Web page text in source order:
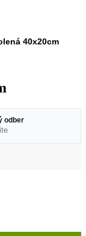
40x20cm
odber